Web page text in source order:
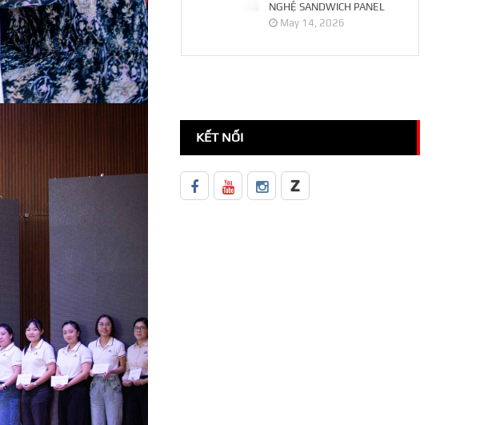
NGHỆ SANDWICH PANEL
May 14, 2026
KẾT NỐI